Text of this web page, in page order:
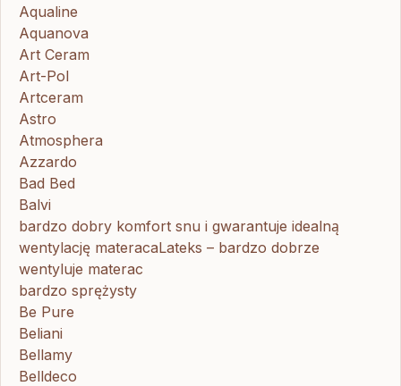
Aqualine
Aquanova
Art Ceram
Art-Pol
Artceram
Astro
Atmosphera
Azzardo
Bad Bed
Balvi
bardzo dobry komfort snu i gwarantuje idealną
wentylację materacaLateks – bardzo dobrze
wentyluje materac
bardzo sprężysty
Be Pure
Beliani
Bellamy
Belldeco